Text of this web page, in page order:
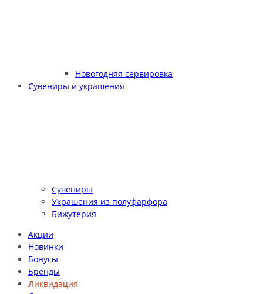
Новогодняя сервировка
Сувениры и украшения
Сувениры
Украшения из полуфарфора
Бижутерия
Акции
Новинки
Бонусы
Бренды
Ликвидация